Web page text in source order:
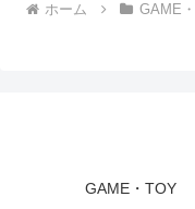
ホーム GAME
GAME・TOY